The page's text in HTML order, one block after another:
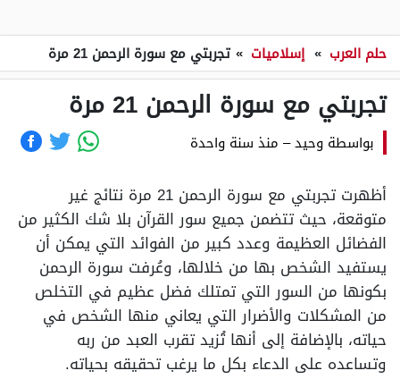
حلم العرب » إسلاميات » تجربتي مع سورة الرحمن 21 مرة
تجربتي مع سورة الرحمن 21 مرة
بواسطة وحيد– منذ سنة واحدة
أظهرت تجربتي مع سورة الرحمن 21 مرة نتائج غير
متوقعة، حيث تتضمن جميع سور القرآن بلا شك الكثير من
الفضائل العظيمة وعدد كبير من الفوائد التي يمكن أن
يستفيد الشخص بها من خلالها، وعُرفت سورة الرحمن
بكونها من السور التي تمتلك فضل عظيم في التخلص
من المشكلات والأضرار التي يعاني منها الشخص في
حياته، بالإضافة إلى أنها تُزيد تقرب العبد من ربه
وتساعده على الدعاء بكل ما يرغب تحقيقه بحياته.